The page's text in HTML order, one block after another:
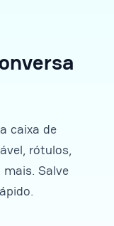
caixa de
rótulos,
Salve